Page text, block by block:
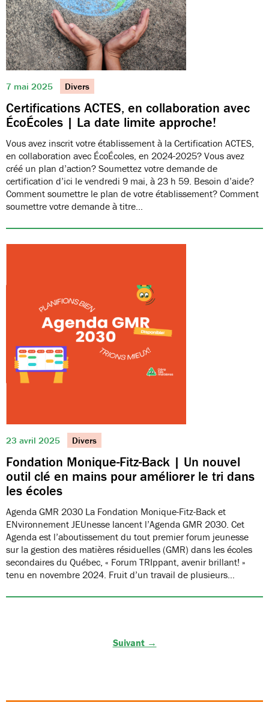
7 mai 2025 Divers
Certifications ACTES, en collaboration avec
ÉcoÉcoles | La date limite approche!
Vous avez inscrit votre établissement à la Certification ACTES,
en collaboration avec ÉcoÉcoles, en 2024-2025? Vous avez
créé un plan d’action? Soumettez votre demande de
certification d’ici le vendredi 9 mai, à 23 h 59. Besoin d’aide?
Comment soumettre le plan de votre établissement? Comment
soumettre votre demande à titre…
23 avril 2025 Divers
Fondation Monique-Fitz-Back | Un nouvel
outil clé en mains pour améliorer le tri dans
les écoles
Agenda GMR 2030 La Fondation Monique-Fitz-Back et
ENvironnement JEUnesse lancent l’Agenda GMR 2030. Cet
Agenda est l’aboutissement du tout premier forum jeunesse
sur la gestion des matières résiduelles (GMR) dans les écoles
secondaires du Québec, « Forum TRIppant, avenir brillant! »
tenu en novembre 2024. Fruit d’un travail de plusieurs…
Suivant →